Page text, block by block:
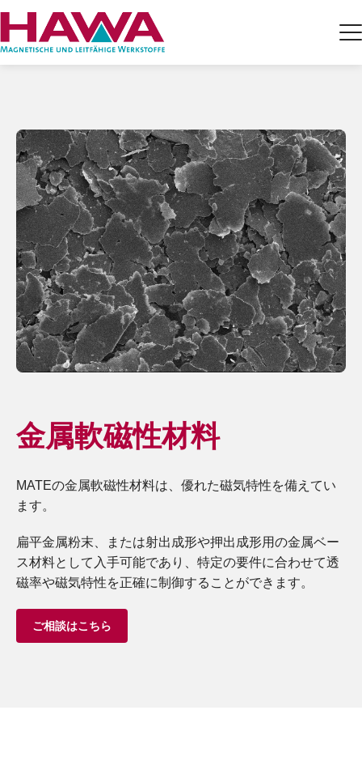
金属軟磁性材料
MATEの金属軟磁性材料は、優れた磁気特性を備えてい
ます。
扁平金属粉末、または射出成形や押出成形用の金属ベー
ス材料として入手可能であり、特定の要件に合わせて透
磁率や磁気特性を正確に制御することができます。
ご相談はこちら